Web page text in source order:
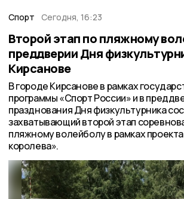
Спорт Сегодня, 16:23
Второй этап по пляжному
преддверии Дня
Кирсанове
В городе Кирсанове в рамках
программы «Спорт России» и в
празднования Дня физкультурника
захватывающий второй этап
пляжному волейболу в рамках
королева».